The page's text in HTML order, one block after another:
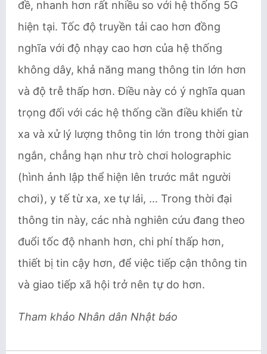
đề, nhanh hơn rất nhiều so với hệ thống 5G
hiện tại. Tốc độ truyền tải cao hơn đồng
nghĩa với độ nhạy cao hơn của hệ thống
không dây, khả năng mang thông tin lớn hơn
và độ trễ thấp hơn. Điều này có ý nghĩa quan
trọng đối với các hệ thống cần điều khiển từ
xa và xử lý lượng thông tin lớn trong thời gian
ngắn, chẳng hạn như trò chơi holographic
(hình ảnh lập thể hiện lên trước mắt người
chơi), y tế từ xa, xe tự lái, … Trong thời đại
thông tin này, các nhà nghiên cứu đang theo
đuổi tốc độ nhanh hơn, chi phí thấp hơn,
thiết bị tin cậy hơn, để việc tiếp cận thông tin
và giao tiếp xã hội trở nên tự do hơn.
Tham khảo Nhân dân Nhật báo